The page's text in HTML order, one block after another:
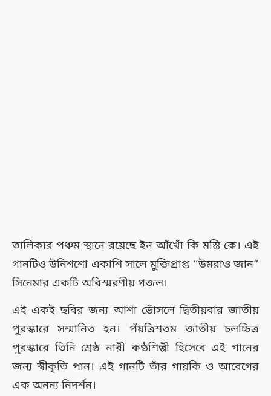
তালিকার পঞ্চম স্থানে রয়েছে ইন আঁখোঁ কি মস্তি কে। এই
গানটিও উনিশশো একাশি সালে মুক্তিপ্রাপ্ত “উমরাও জান”
সিনেমার একটি অবিস্মরণীয় গজল।
এই একই ছবির জন্য আশা ভোঁসলে দ্বিতীয়বার জাতীয়
পুরস্কারে সম্মানিত হন। পঁয়ত্রিশতম জাতীয় চলচ্চিত্র
পুরস্কারে তিনি শ্রেষ্ঠ নারী কণ্ঠশিল্পী হিসেবে এই গানের
জন্য স্বীকৃতি পান। এই গানটি তাঁর গায়কি ও আবেগের
এক অনন্য নিদর্শন।